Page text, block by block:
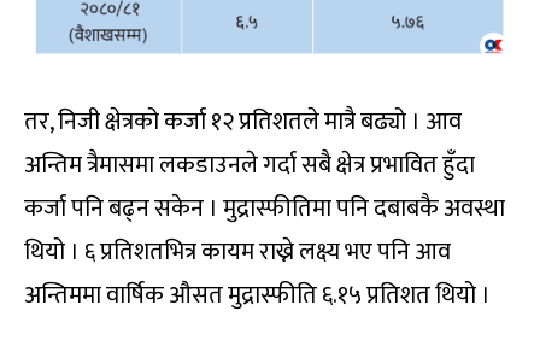
तर, निजी क्षेत्रको कर्जा १२ प्रतिशतले मात्रै बढ्यो । आव
अन्तिम त्रैमासमा लकडाउनले गर्दा सबै क्षेत्र प्रभावित हुँदा
कर्जा पनि बढ्न सकेन । मुद्रास्फीतिमा पनि दबाबकै अवस्था
थियो । ६ प्रतिशतभित्र कायम राख्ने लक्ष्य भए पनि आव
अन्तिममा वार्षिक औसत मुद्रास्फीति ६.१५ प्रतिशत थियो ।